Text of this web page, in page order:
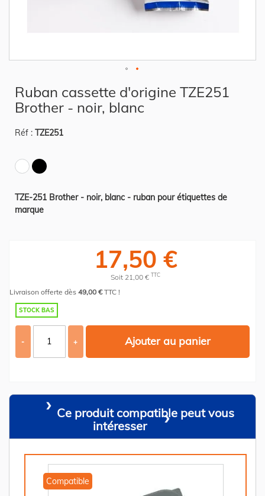
the
beginning
images
Ruban cassette d'origine TZE251
Brother - noir, blanc
Réf : TZE251
TZE-251 Brother - noir, blanc - ruban pour étiquettes de
marque
17,50 €
Soit 21,00 € TTC
Livraison offerte dès 49,00 €TTC !
STOCK BAS
- + Ajouter au panier
Ce produit compatible peut vous
intéresser
Compatible